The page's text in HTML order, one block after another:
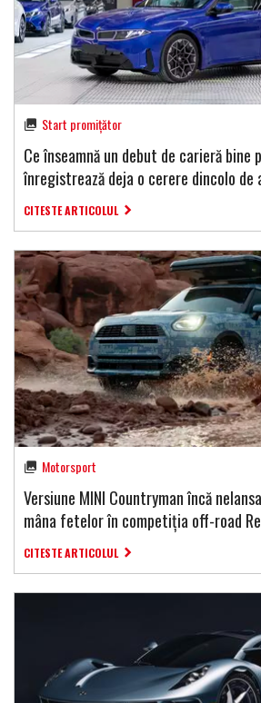
Start promițător
Ce înseamnă un debut de carieră bine
înregistrează deja o cerere dincolo de
CITESTE ARTICOLUL
Motorsport
Versiune MINI Countryman încă
mâna fetelor în competiția off-road
CITESTE ARTICOLUL